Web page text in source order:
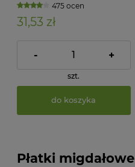
475 ocen
31,53 zł
- +
szt.
do koszyka
Płatki migdałowe